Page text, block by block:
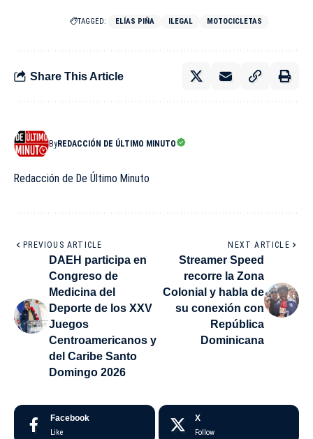
TAGGED: ELÍAS PIÑA ILEGAL MOTOCICLETAS
Share This Article
ByREDACCIÓN DE ÚLTIMO MINUTO
Redacción de De Último Minuto
PREVIOUS ARTICLE
DAEH participa en
Congreso de
Medicina del
Deporte de los XXV
Juegos
Centroamericanos y
del Caribe Santo
Domingo 2026
NEXT ARTICLE
Streamer Speed
recorre la Zona
Colonial y habla de
su conexión con
República
Dominicana
Facebook
Like
X
Follow